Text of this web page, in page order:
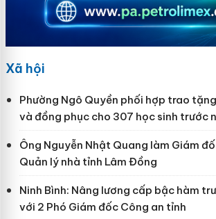
Xã hội
Phường Ngô Quyền phối hợp trao
và đồng phục cho 307 học sinh trước
Ông Nguyễn Nhật Quang làm Giám
Quản lý nhà tỉnh Lâm Đồng
Ninh Bình: Nâng lương cấp bậc hàm
với 2 Phó Giám đốc Công an tỉnh